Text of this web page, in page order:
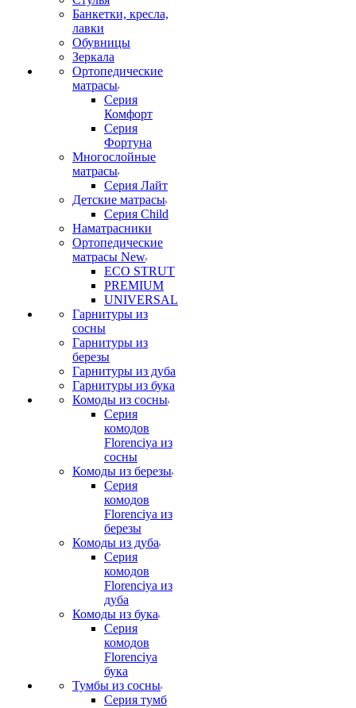
Банкетки, кресла,
лавки
Обувницы
Зеркала
Ортопедические
матрасы
Серия
Комфорт
Серия
Фортуна
Многослойные
матрасы
Серия Лайт
Детские матрасы
Серия Child
Наматрасники
Ортопедические
матрасы New
ECO STRUT
PREMIUM
UNIVERSAL
Гарнитуры из
сосны
Гарнитуры из
березы
Гарнитуры из дуба
Гарнитуры из бука
Комоды из сосны
Серия
комодов
Florenciya из
сосны
Комоды из березы
Серия
комодов
Florenciya из
березы
Комоды из дуба
Серия
комодов
Florenciya из
дуба
Комоды из бука
Серия
комодов
Florenciya
бука
Тумбы из сосны
Серия тумб